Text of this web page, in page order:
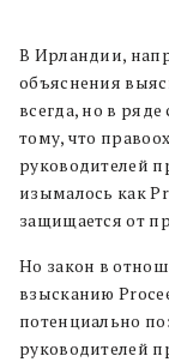
В Ирландии,
объяснения
всегда, но в ряде
тому, что
руководителей
изымалось как
защищается от
Но закон в
взысканию
потенциально
руководителей